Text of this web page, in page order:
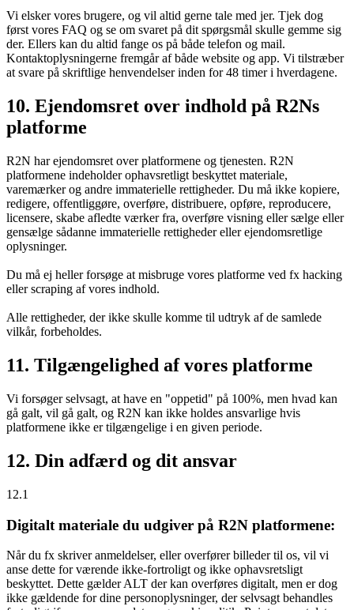
Vi elsker vores brugere, og vil altid gerne tale med jer. Tjek dog
først vores FAQ og se om svaret på dit spørgsmål skulle gemme sig
der. Ellers kan du altid fange os på både telefon og mail.
Kontaktoplysningerne fremgår af både website og app. Vi tilstræber
at svare på skriftlige henvendelser inden for 48 timer i hverdagene.
10. Ejendomsret over indhold på R2Ns
platforme
R2N har ejendomsret over platformene og tjenesten. R2N
platformene indeholder ophavsretligt beskyttet materiale,
varemærker og andre immaterielle rettigheder. Du må ikke kopiere,
redigere, offentliggøre, overføre, distribuere, opføre, reproducere,
licensere, skabe afledte værker fra, overføre visning eller sælge eller
gensælge sådanne immaterielle rettigheder eller ejendomsretlige
oplysninger.
Du må ej heller forsøge at misbruge vores platforme ved fx hacking
eller scraping af vores indhold.
Alle rettigheder, der ikke skulle komme til udtryk af de samlede
vilkår, forbeholdes.
11. Tilgængelighed af vores platforme
Vi forsøger selvsagt, at have en "oppetid" på 100%, men hvad kan
gå galt, vil gå galt, og R2N kan ikke holdes ansvarlige hvis
platformene ikke er tilgængelige i en given periode.
12. Din adfærd og dit ansvar
12.1
Digitalt materiale du udgiver på R2N platformene:
Når du fx skriver anmeldelser, eller overfører billeder til os, vil vi
anse dette for værende ikke-fortroligt og ikke ophavsretsligt
beskyttet. Dette gælder ALT der kan overføres digitalt, men er dog
ikke gældende for dine personoplysninger, der selvsagt behandles